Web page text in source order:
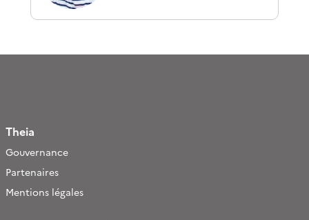
Theia
Gouvernance
Partenaires
Mentions légales